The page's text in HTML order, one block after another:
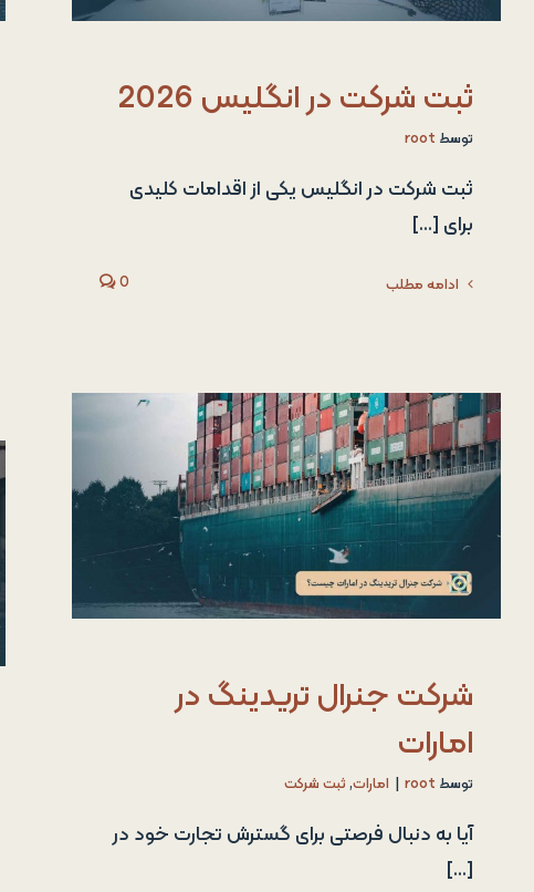
ثبت شرکت در انگلیس 2026
توسط root
ثبت شرکت در انگلیس یکی از اقدامات کلیدی
برای [...]
ادامه مطلب 0
شرکت جنرال تریدینگ در
امارات
توسط root امارات, ثبت شرکت
آیا به دنبال فرصتی برای گسترش تجارت خود در
[...]